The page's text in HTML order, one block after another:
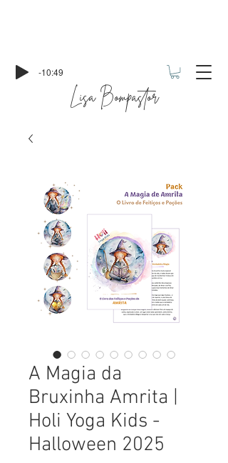
-10:49
Lisa Bompastor
A Magia da
Bruxinha Amrita |
Holi Yoga Kids -
Halloween 2025